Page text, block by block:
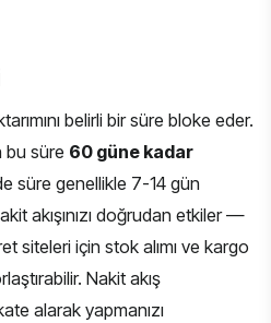
belirli bir süre bloke eder.
bu süre 60 güne kadar
süre genellikle 7-14 gün
akışınızı doğrudan etkiler —
siteleri için stok alımı ve kargo
Nakit akış
alarak yapmanızı